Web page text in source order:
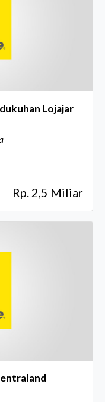
Lojajar
Rp. 2,5 Miliar